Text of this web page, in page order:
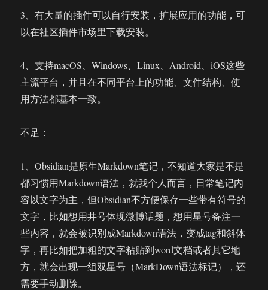
3、有大量的插件可以自行安装，扩展应用的功能，可
以在社区插件市场里下载安装。
4、支持macOS、Windows、Linux、Android、iOS这些
主流平台，并且在不同平台上的功能、文件结构、使
用方法都基本一致。
不足：
1、Obsidian是原生Markdown笔记，不知道大家是不是
都习惯用Markdown语法，就我个人而言，日常笔记内
容以文字为主，但Obsidian不方便保存一些带有符号的
文字，比如想用井号体现微博话题，想用星号备注一
些内容，就会被识别成Markdown语法，变成tag和斜体
字，再比如把加粗的文字粘贴到word文档或者其它地
方，就会出现一组双星号（MarkDown语法标记），还
需要手动删除。